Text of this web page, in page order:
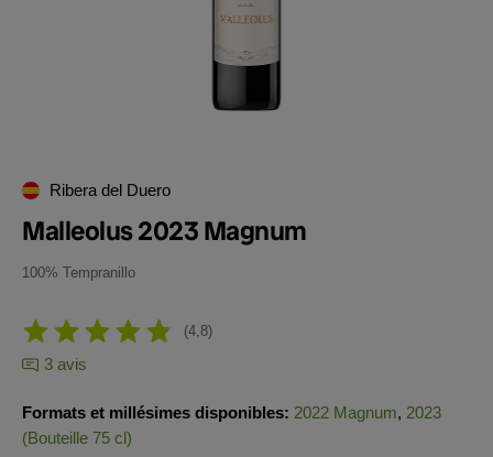
Ribera del Duero
Malleolus 2023 Magnum
100% Tempranillo
4,8
3 avis
Formats et millésimes disponibles: 2022 Magnum, 2023
(Bouteille 75 cl)